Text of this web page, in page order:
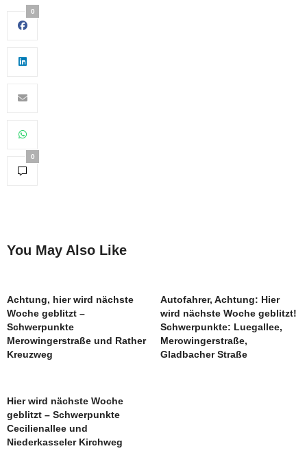
0
0
You May Also Like
Achtung, hier wird nächste
Woche geblitzt –
Schwerpunkte
Merowingerstraße und Rather
Kreuzweg
Autofahrer, Achtung: Hier
wird nächste Woche geblitzt!
Schwerpunkte: Luegallee,
Merowingerstraße,
Gladbacher Straße
Hier wird nächste Woche
geblitzt – Schwerpunkte
Cecilienallee und
Niederkasseler Kirchweg